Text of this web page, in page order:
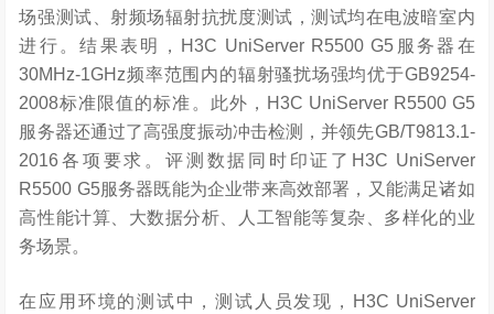
场强测试、射频场辐射抗扰度测试，测试均在电波暗室内
进行。结果表明，H3C UniServer R5500 G5服务器在
30MHz-1GHz频率范围内的辐射骚扰场强均优于GB9254-
2008标准限值的标准。此外，H3C UniServer R5500 G5
服务器还通过了高强度振动冲击检测，并领先GB/T9813.1-
2016各项要求。评测数据同时印证了H3C UniServer
R5500 G5服务器既能为企业带来高效部署，又能满足诸如
高性能计算、大数据分析、人工智能等复杂、多样化的业
务场景。
在应用环境的测试中，测试人员发现，H3C UniServer